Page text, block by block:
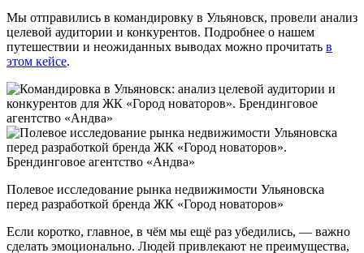
Мы отправились в командировку в Ульяновск, провели анализ
целевой аудитории и конкурентов. Подробнее о нашем
путешествии и неожиданных выводах можно прочитать в
этом кейсе.
Полевое исследование рынка недвижимости Ульяновска
перед разработкой бренда ЖК «Город новаторов»
Если коротко, главное, в чём мы ещё раз убедились, — важно
сделать эмоционально. Людей привлекают не преимущества,